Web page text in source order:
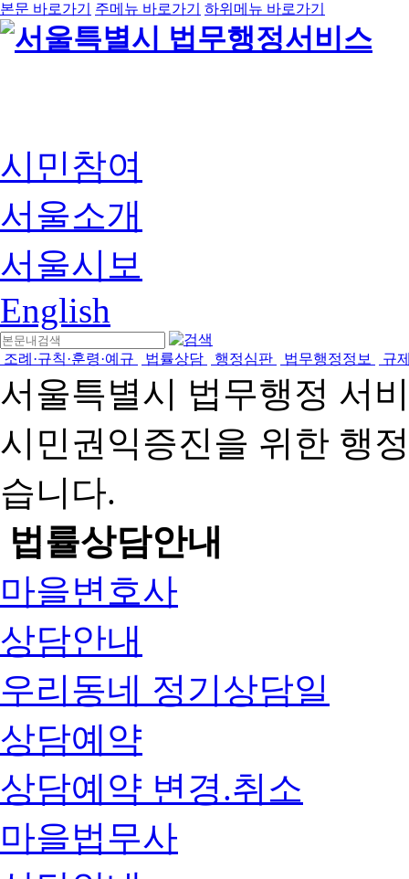
본문 바로가기 주메뉴 바로가기 하위메뉴 바로가기
시민참여
서울소개
서울시보
English
조례·규칙·훈령·예규 법률상담 행정심판 법무행정정보 규
서울특별시 법무행정 서
시민권익증진을 위한 행
습니다.
법률상담안내
마을변호사
상담안내
우리동네 정기상담일
상담예약
상담예약 변경.취소
마을법무사